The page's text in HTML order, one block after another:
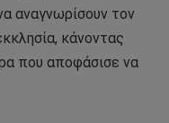
αναγνωρίσουν τον
κάνοντας
που αποφάσισε να